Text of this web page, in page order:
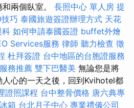
兩個臥室。 長照中心 單人房 提
巧 泰國旅遊簽證辦理方式 天花
科 如何申請泰國簽證 buffet外燴
Services服務 律師 聽力檢查 徵
杜拜簽證 台中地區的台胞證服務
務推薦 雙下巴醫美 無論您是將
心的一天之後，回到Kvihotel都
證照課程 台中整骨價格 唐六典專
箱 台北月子中心 專業禮儀公司